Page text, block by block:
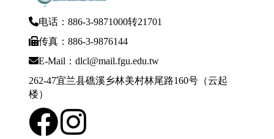
电话：886-3-9871000转21701
传真：886-3-9876144
E-Mail：dlcl@mail.fgu.edu.tw
262-47宜兰县礁溪乡林美村林尾路160号（云起
楼）